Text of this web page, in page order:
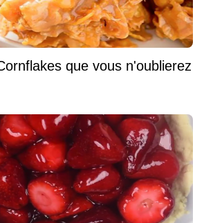
que vous n'oublierez